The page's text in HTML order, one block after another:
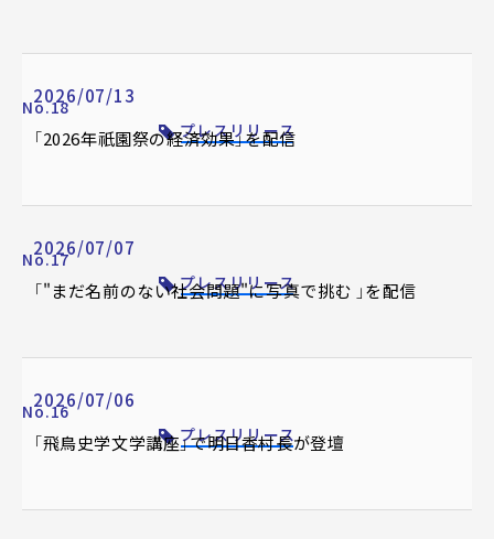
2026/07/13
No.18
プレスリリース
「2026年祇園祭の経済効果」を配信
2026/07/07
No.17
プレスリリース
「"まだ名前のない社会問題"に写真で挑む 」を配信
2026/07/06
No.16
プレスリリース
「飛鳥史学文学講座」で明日香村長が登壇